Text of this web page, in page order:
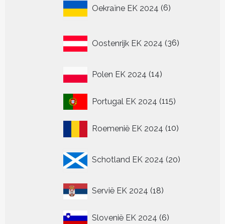
Oekraïne EK 2024 6
producten
Oostenrijk EK 2024 36
producten
Polen EK 2024 1414
Portugal EK 2024 115115
Roemenië EK 2024 1010
Schotland EK 2024 20
producten
Servië EK 2024 1818
Slovenië EK 2024 66